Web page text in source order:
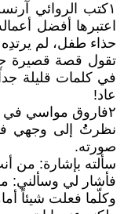
١كتب الروائي
اعتبرها أفضل
حذاء طفل، لم
تقول قصة قصيرة
في كلمات قليلة
عاد!
٢فاروق مواسي في قصة «المرآة»:
نظرتُُ إلى وجهي
صورته.
سألته بإشارة: من
فأشار لي وسألني:
وكلّما فعلت شيئاً